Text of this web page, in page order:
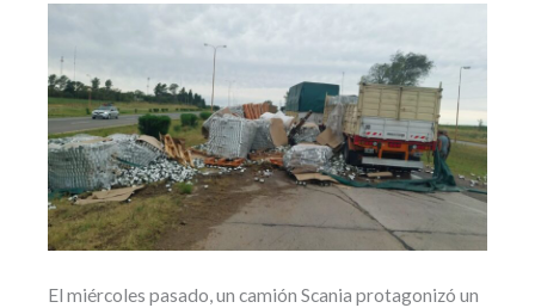
El miércoles pasado, un camión Scania protagonizó un